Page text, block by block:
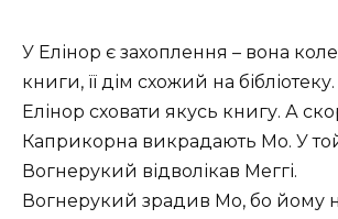
У Елінор є захоплення – вона
книги, її дім схожий на
Елінор сховати якусь книгу. А
Каприкорна викрадають Мо. У
Вогнерукий відволікав Меггі.
Вогнерукий зрадив Мо, бо йому